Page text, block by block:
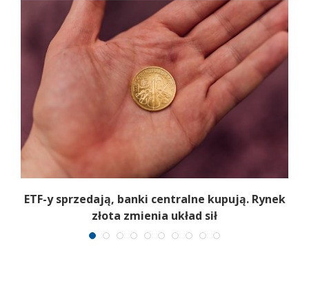
ETF-y sprzedają, banki centralne kupują. Rynek
złota zmienia układ sił